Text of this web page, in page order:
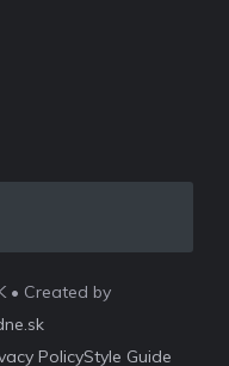
• Created by
PolicyStyle Guide